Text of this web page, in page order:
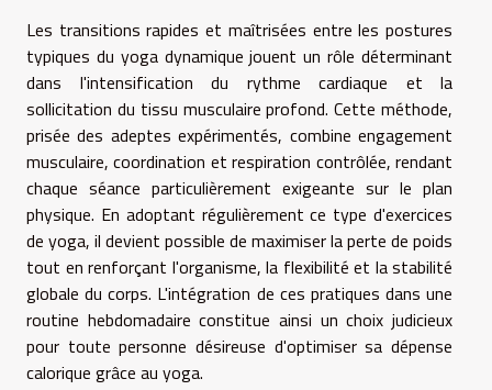
Les transitions rapides et maîtrisées entre les postures
typiques du yoga dynamique jouent un rôle déterminant
dans l'intensification du rythme cardiaque et la
sollicitation du tissu musculaire profond. Cette méthode,
prisée des adeptes expérimentés, combine engagement
musculaire, coordination et respiration contrôlée, rendant
chaque séance particulièrement exigeante sur le plan
physique. En adoptant régulièrement ce type d'exercices
de yoga, il devient possible de maximiser la perte de poids
tout en renforçant l'organisme, la flexibilité et la stabilité
globale du corps. L'intégration de ces pratiques dans une
routine hebdomadaire constitue ainsi un choix judicieux
pour toute personne désireuse d'optimiser sa dépense
calorique grâce au yoga.